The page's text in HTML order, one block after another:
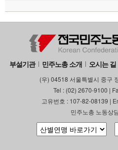
부설기관 민주노총 소개 오시는 길
(우) 04518 서울특별시 중구
Tel : (02) 2670-9100 |
고유번호 : 107-82-08139 |
민주노총 노동상
부설기관